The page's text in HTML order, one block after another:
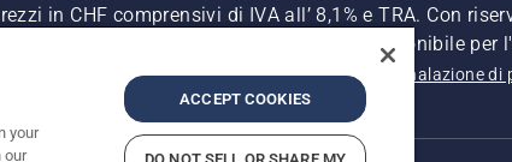
in CHF comprensivi di IVA all’ 8,1% e TRA. Con
a meno che il prodotto non sia disponibile per
Riferimenti CGVF Negozio online Segnalazione
your
our
ACCEPT COOKIES